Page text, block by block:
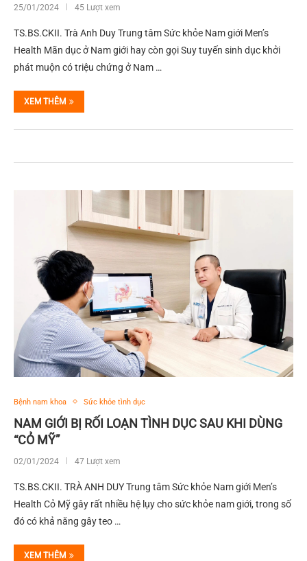
25/01/2024 45 Lượt xem
TS.BS.CKII. Trà Anh Duy Trung tâm Sức khỏe Nam giới Men’s
Health Mãn dục ở Nam giới hay còn gọi Suy tuyến sinh dục khởi
phát muộn có triệu chứng ở Nam …
XEM THÊM
Bệnh nam khoa Sức khỏe tình dục
NAM GIỚI BỊ RỐI LOẠN TÌNH DỤC SAU KHI DÙNG
“CỎ MỸ”
02/01/2024 47 Lượt xem
TS.BS.CKII. TRÀ ANH DUY Trung tâm Sức khỏe Nam giới Men’s
Health Cỏ Mỹ gây rất nhiều hệ lụy cho sức khỏe nam giới, trong số
đó có khả năng gây teo …
XEM THÊM